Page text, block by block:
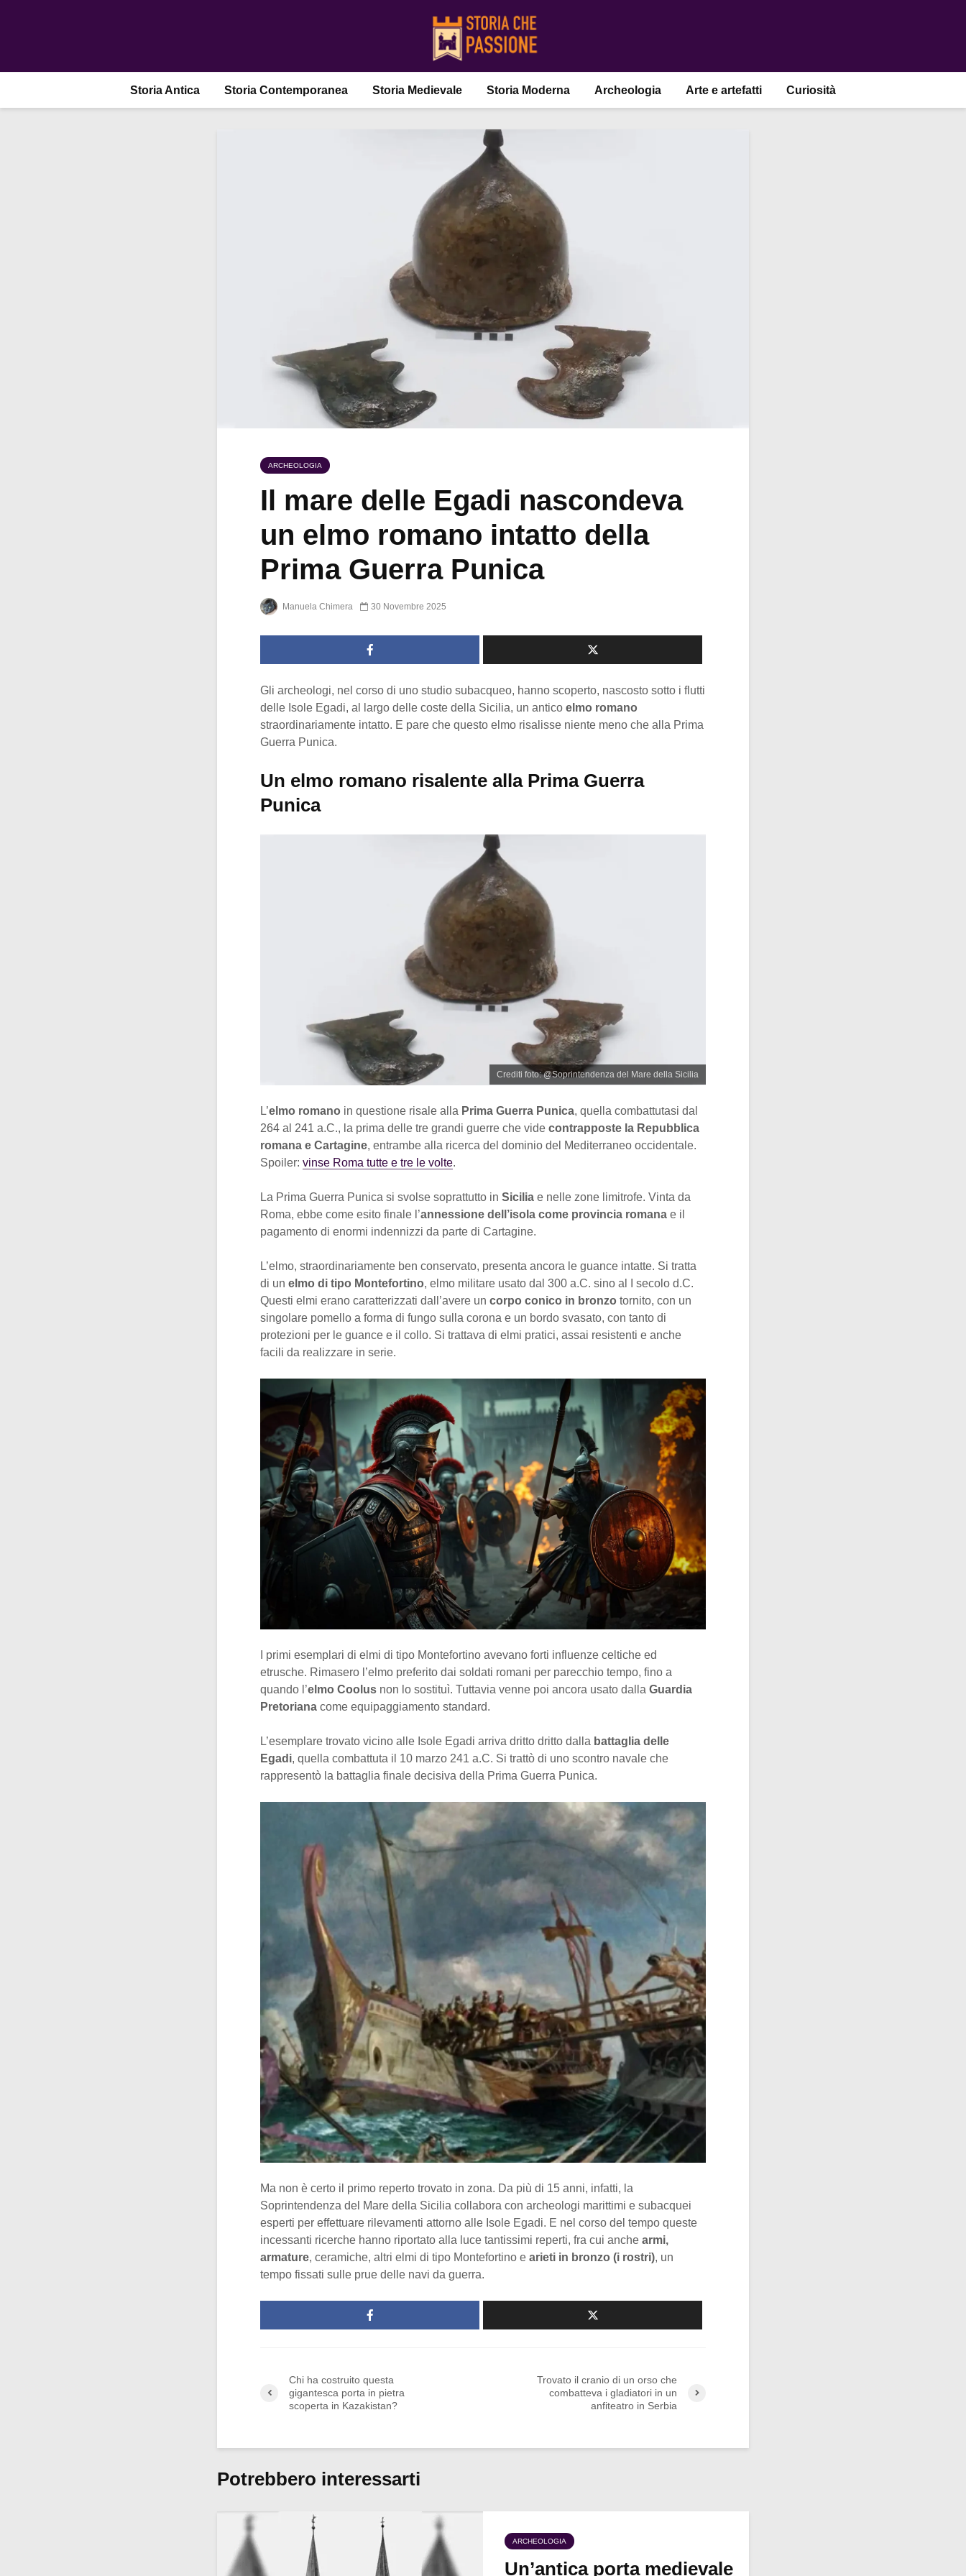
Storia Antica Storia Contemporanea Storia Medievale Storia Moderna Archeologia Arte e artefatti Curiosità
ARCHEOLOGIA
Il mare delle Egadi nascondeva
un elmo romano intatto della
Prima Guerra Punica
Manuela Chimera 30 Novembre 2025
Gli archeologi, nel corso di uno studio subacqueo, hanno scoperto, nascosto sotto i flutti
delle Isole Egadi, al largo delle coste della Sicilia, un antico elmo romano
straordinariamente intatto. E pare che questo elmo risalisse niente meno che alla Prima
Guerra Punica.
Un elmo romano risalente alla Prima Guerra
Punica
Crediti foto: @Soprintendenza del Mare della Sicilia
L’elmo romano in questione risale alla Prima Guerra Punica, quella combattutasi dal
264 al 241 a.C., la prima delle tre grandi guerre che vide contrapposte la Repubblica
romana e Cartagine, entrambe alla ricerca del dominio del Mediterraneo occidentale.
Spoiler: vinse Roma tutte e tre le volte.
La Prima Guerra Punica si svolse soprattutto in Sicilia e nelle zone limitrofe. Vinta da
Roma, ebbe come esito finale l’annessione dell’isola come provincia romana e il
pagamento di enormi indennizzi da parte di Cartagine.
L’elmo, straordinariamente ben conservato, presenta ancora le guance intatte. Si tratta
di un elmo di tipo Montefortino, elmo militare usato dal 300 a.C. sino al I secolo d.C.
Questi elmi erano caratterizzati dall’avere un corpo conico in bronzo tornito, con un
singolare pomello a forma di fungo sulla corona e un bordo svasato, con tanto di
protezioni per le guance e il collo. Si trattava di elmi pratici, assai resistenti e anche
facili da realizzare in serie.
I primi esemplari di elmi di tipo Montefortino avevano forti influenze celtiche ed
etrusche. Rimasero l’elmo preferito dai soldati romani per parecchio tempo, fino a
quando l’elmo Coolus non lo sostituì. Tuttavia venne poi ancora usato dalla Guardia
Pretoriana come equipaggiamento standard.
L’esemplare trovato vicino alle Isole Egadi arriva dritto dritto dalla battaglia delle
Egadi, quella combattuta il 10 marzo 241 a.C. Si trattò di uno scontro navale che
rappresentò la battaglia finale decisiva della Prima Guerra Punica.
Ma non è certo il primo reperto trovato in zona. Da più di 15 anni, infatti, la
Soprintendenza del Mare della Sicilia collabora con archeologi marittimi e subacquei
esperti per effettuare rilevamenti attorno alle Isole Egadi. E nel corso del tempo queste
incessanti ricerche hanno riportato alla luce tantissimi reperti, fra cui anche armi,
armature, ceramiche, altri elmi di tipo Montefortino e arieti in bronzo (i rostri), un
tempo fissati sulle prue delle navi da guerra.
Chi ha costruito questa
gigantesca porta in pietra
scoperta in Kazakistan?
Trovato il cranio di un orso che
combatteva i gladiatori in un
anfiteatro in Serbia
Potrebbero interessarti
ARCHEOLOGIA
Un’antica porta medievale